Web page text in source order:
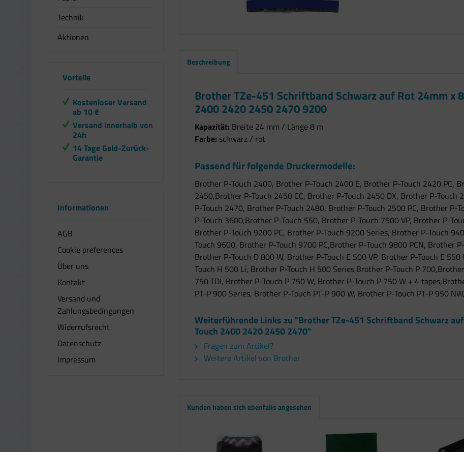
Technik
Aktionen
Vorteile
Kostenloser Versand
ab 10 €
Versand innerhalb von
24h
14 Tage Geld-Zurück-
Garantie
Informationen
AGB
Cookie preferences
Über uns
Kontakt
Versand und
Zahlungsbedingungen
Widerrufsrecht
Datenschutz
Impressum
Beschreibung
Brother TZe-451 Schriftband Schwarz auf Rot 24mm x
2400 2420 2450 2470 9200
Kapazität: Breite 24 mm / Länge 8 m
Farbe: schwarz / rot
Passend für folgende Druckermodelle:
Brother P-Touch 2400, Brother P-Touch 2400 E, Brother P-Touch 2420 PC,
2450,Brother P-Touch 2450 CC, Brother P-Touch 2450 DX, Brother P-
P-Touch 2470, Brother P-Touch 2480, Brother P-Touch 2500 PC, Brother P-
P-Touch 3600,Brother P-Touch 550, Brother P-Touch 7500 VP, Brother P-
Brother P-Touch 9200 PC, Brother P-Touch 9200 Series, Brother P-Touch
Touch 9600, Brother P-Touch 9700 PC,Brother P-Touch 9800 PCN, Brother
Brother P-Touch D 800 W, Brother P-Touch E 500 VP, Brother P-Touch E
Touch H 500 Li, Brother P-Touch H 500 Series,Brother P-Touch P
750 TDI, Brother P-Touch P 750 W, Brother P-Touch P 750 W + 4
PT-P 900 Series, Brother P-Touch PT-P 900 W, Brother P-Touch PT-P 950
Weiterführende Links zu "Brother TZe-451 Schriftband Schwarz
Touch 2400 2420 2450 2470"
Fragen zum Artikel?
Weitere Artikel von Brother
Kunden haben sich ebenfalls angesehen